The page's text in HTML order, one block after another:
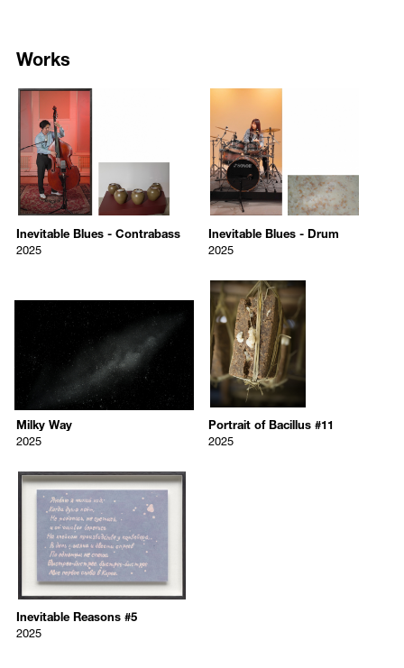
universe. In response to the touch of the organ and piano, a
percussionist scatters flour on a table, producing a screen reminiscent
of the stars dispersed in the universe. Alongside this gesture of
creation are photographs evoking a galaxy and a nebula. As revealed
in the adjacent video, these images were formed by sprinkling baking
flour onto black marble. This vast universe—born of a celebratory,
wishful gesture of rubbing and clapping hands—turns out to be
composed of the humble material of flour. Here, one encounters Jung’s
signature irony, a subtle interweaving of light and grave, playful and
solem, held in balance by the exhibition’s unique push and pull. In the
conventional categories, juxtaposing macro and microcosmic worlds
with a spirit of humor and yearning, sustained by an abiding affection
for life’s many wonders. In this exhibition-as-stage, music and image
resound in polyphonic harmony—music that is the very rhythm of the
heart, accompanying one through life's inevitable joys and sorrows as
well as fate and coincidence.
About the Artist
Department of Sculpture and received an MFA from Goldsmiths,
University of London. Currently based in Seoul, Korea, Jung has
focused on a variety of mediums ranging from photography and video
to installation works both directly and indirectly involving performance.
Often finding his subject matter in the quotidian experiences of
everyday people, he interrogates invisible narratives and examines
possibilities that stem from banal residues. In this process, he uses a
relational method of interacting and collaborating with others, creating
a threshold for moving between art and life, as well as the subject and
object of art. Jung was the recipient of the “Artist of the Year” award by
지 않는 태도를 보여준다. 우연과 운명, 불가항력적인 삶의 희비극을 살
의 관계 속에서 한 편의 다성적 하모니로 펼쳐진다.
작가 소개
정연두(b.1969)는 서울대학교 조소과 졸업, 골드스미스 대학교 미술 석
사를 졸업하고 현재 서울에서 활동 중이다. 작가는 퍼포먼스가 직·간접
적으로 등장하는 사진, 영상, 설치 등 미디어 작업에 주력해 왔다. 주로
현대인의 일상에서 작업의 소재를 발견하고 보이지 않는 이야기들에 주
목하며 그로부터 파생되는 가능성을 탐구한다. 이 과정에서 타인과 만
주체와 객체 사이를 넘나드는 문지방을 만든다. 국립현대미술관의
‘2007년 올해의 작가’로 선정된 바 있으며, 주요 개인전으로는 국립현대
미술관(2023), 울산시립미술관(2022), 미국 웨스트 팜 비치 노턴 미술관
(2017), 아트선재센터(2017), 프랑스 비트리 쉬르 센 맥발 미술관(MAC
VAL)(2015), 일본 아트 타워 미토(2014), 플라토 미술관(2014), 중국 상
하이 K11 아트 스페이스(2013), 미국 뉴욕 PERFORMA 09(2009) 등이
있다. 2025년 강릉국제아트페스티벌, 2024년 제60회 베니스비엔날레
한국관 30주년 기념전, 2021년 광주비엔날레, 2016년 베니스비엔날레
국제건축전 등에 참여하였다. 현재 국립현대미술관, 리움미술관, 도쿄
도현대미술관, 뉴욕현대미술관, 시애틀 미술관, 맥발미술관 등에 작가
Works
7895
/upload/artworks/2026/c759b97b849c4b83d8194e15d5688b96.jpg
Inevitable Blues - Contrabass
Yeondoo Jung
2025
Inevitable Blues - Contrabass
2025
4K digital video, color, sound,
signage, framed
222 × 128 × 6 cm
Inevitable Blues - Contrabass
2025
7896
/upload/artworks/2026/
Inevitable Blues - Drum
Yeondoo Jung
2025
Inevitable Blues - Drum
2025
4K digital video, color, sound,
signage, framed
3 minutes 36 seconds (looped)
193 × 112 × 6 cm
Inevitable Blues - Drum
2025
/upload/artworks/2026/8a93ae0de6e69dfbdf5724c9c7325446.jpg
Milky Way
Yeondoo Jung
2025
Milky Way
2025
color inkjet pigment print, framed
93 x 140 x 5 cm
Milky Way
2025
7898
/upload/artworks/2026/
Portrait of Bacillus #11
Yeondoo Jung
2025
Portrait of Bacillus #11
2025
color inkjet pigment print, framed
62 x 50 x 4 cm
Portrait of Bacillus #11
2025
7899
/upload/artworks/2026/
Inevitable Reasons #5
Yeondoo Jung
Inevitable Reasons #5
2025
batik on cotton, natural dyes and medicinal herbs, framed
53 x 70 x 4 cm
Inevitable Reasons #5
2025